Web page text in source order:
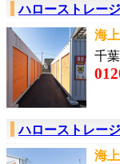
ハローストレー
海
千
ハローストレー
海